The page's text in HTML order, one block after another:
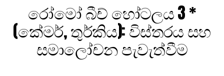
රෝමෝ බීච් හෝටලය 3 *
(කේමර්, තුර්කිය): විස්තරය සහ
සමාලෝචන පැවැත්වීම